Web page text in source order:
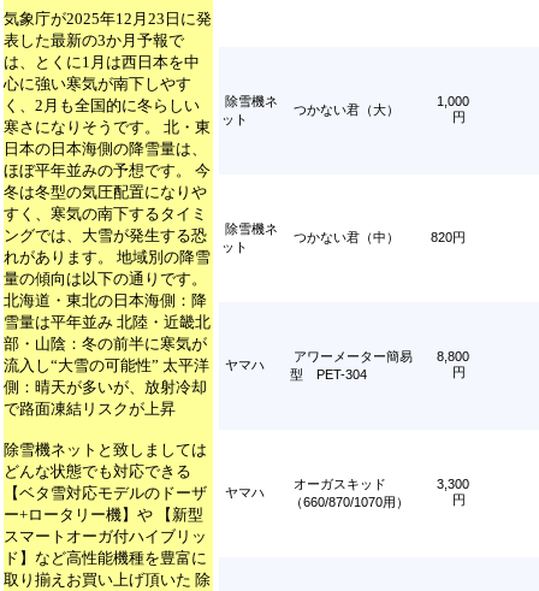
気象庁が2025年12月23日に発
表した最新の3か月予報で
は、とくに1月は西日本を中
心に強い寒気が南下しやす
く、2月も全国的に冬らしい
寒さになりそうです。 北・東
日本の日本海側の降雪量は、
ほぼ平年並みの予想です。 今
冬は冬型の気圧配置になりや
すく、寒気の南下するタイミ
ングでは、大雪が発生する恐
れがあります。 地域別の降雪
量の傾向は以下の通りです。
北海道・東北の日本海側：降
雪量は平年並み 北陸・近畿北
部・山陰：冬の前半に寒気が
流入し“大雪の可能性” 太平洋
側：晴天が多いが、放射冷却
で路面凍結リスクが上昇
除雪機ネットと致しましては
どんな状態でも対応できる
【ベタ雪対応モデルのドーザ
ー+ロータリー機】や 【新型
スマートオーガ付ハイブリッ
ド】など高性能機種を豊富に
取り揃えお買い上げ頂いた 除
除雪機ネ
ット
つかない君（大）
1,000
円
除雪機ネ
ット
つかない君（中） 820円
ヤマハ
アワーメーター簡易
型 PET-304
8,800
円
ヤマハ
オーガスキッド
（660/870/1070用）
3,300
円